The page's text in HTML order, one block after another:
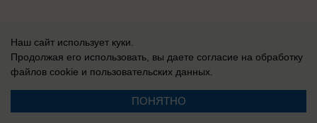
Наш сайт использует куки.
Продолжая его использовать, вы даете согласие на обработку
файлов cookie и пользовательских данных.
ПОНЯТНО